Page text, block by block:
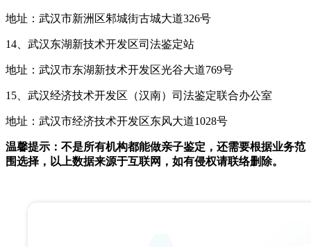
地址：武汉市新洲区邾城街古城大道326号
14、武汉东湖新技术开发区司法鉴定站
地址：武汉市东湖新技术开发区光谷大道769号
15、武汉经济技术开发区（汉南）司法鉴定联合办公室
地址：武汉市经济技术开发区东风大道1028号
温馨提示：不是所有机构都能做亲子鉴定，还需要根据业务范
围选择，以上数据来源于互联网，如有侵权请联络删除。